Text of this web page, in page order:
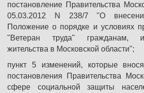
постановление Правительства
05.03.2012 N 238/7 "О
Положение о порядке и условиях
"Ветеран труда" гражданам,
жительства в Московской области";
пункт 5 изменений, которые
постановления Правительства
сфере социальной защиты